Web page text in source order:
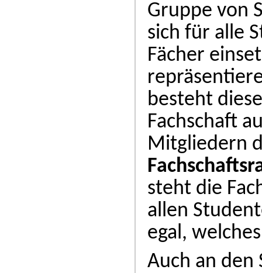
Gruppe von
sich für alle
Fächer
besteht
Fachschaft
Mitgliedern
steht die
allen
egal,
Auch an den